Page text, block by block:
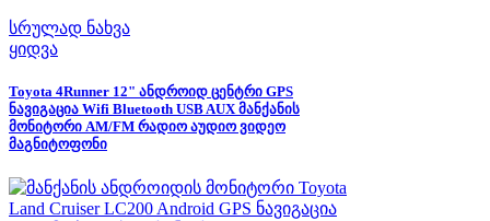
სრულად ნახვა
ყიდვა
Toyota 4Runner 12" ანდროიდ ცენტრი GPS
ნავიგაცია Wifi Bluetooth USB AUX მანქანის
მონიტორი AM/FM რადიო აუდიო ვიდეო
მაგნიტოფონი